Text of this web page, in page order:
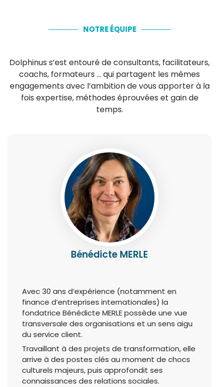
NOTRE ÉQUIPE
Dolphinus s’est entouré de consultants, facilitateurs,
coachs, formateurs … qui partagent les mêmes
engagements avec l’ambition de vous apporter à la
fois expertise, méthodes éprouvées et gain de
temps.
Bénédicte MERLE
Avec 30 ans d’expérience (notamment en
finance d’entreprises internationales) la
fondatrice Bénédicte MERLE possède une vue
transversale des organisations et un sens aigu
du service client.
Travaillant à des projets de transformation, elle
arrive à des postes clés au moment de chocs
culturels majeurs, puis approfondit ses
connaissances des relations sociales.